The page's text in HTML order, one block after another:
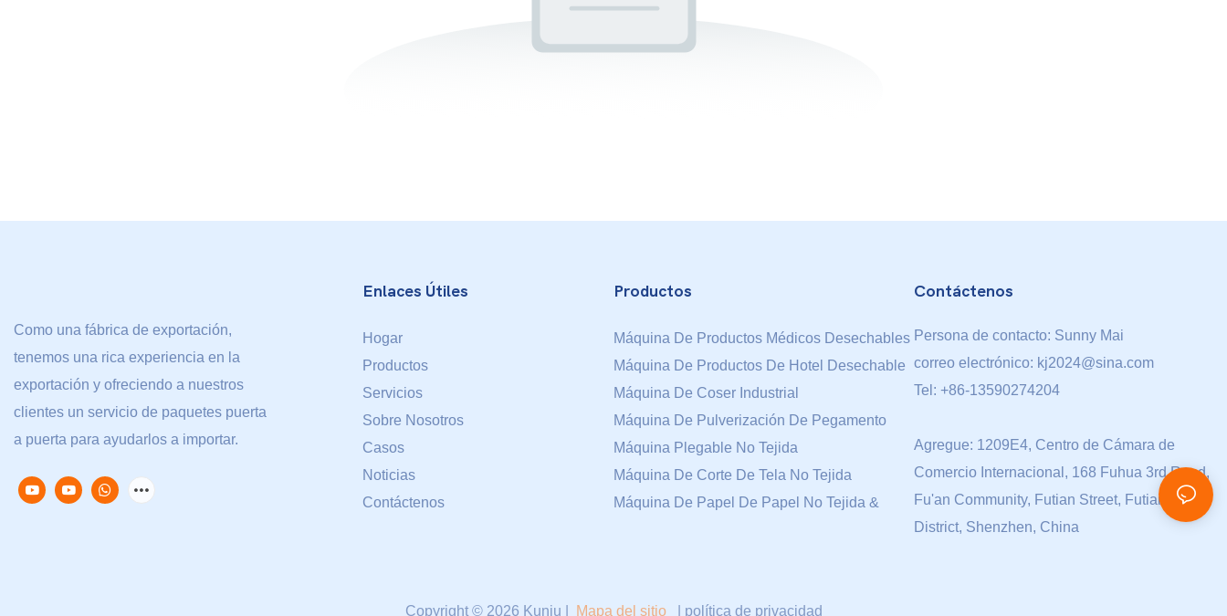
Como una fábrica de exportación,
tenemos una rica experiencia en la
exportación y ofreciendo a nuestros
clientes un servicio de paquetes puerta
a puerta para ayudarlos a importar.
Enlaces Útiles
Hogar
Productos
Servicios
Sobre Nosotros
Casos
Noticias
Contáctenos
Productos
Máquina De Productos Médicos Desechables
Máquina De Productos De Hotel Desechable
Máquina De Coser Industrial
Máquina De Pulverización De Pegamento
Máquina Plegable No Tejida
Máquina De Corte De Tela No Tejida
Máquina De Papel De Papel No Tejida &
Contáctenos
Persona de contacto: Sunny Mai
correo electrónico: kj2024@sina.com
Tel: +86-13590274204
Agregue: 1209E4, Centro de Cámara de
Comercio Internacional, 168 Fuhua 3rd Road,
Fu'an Community, Futian Street, Futian
District, Shenzhen, China
Copyright © 2026 Kunju | Mapa del sitio política de privacidad